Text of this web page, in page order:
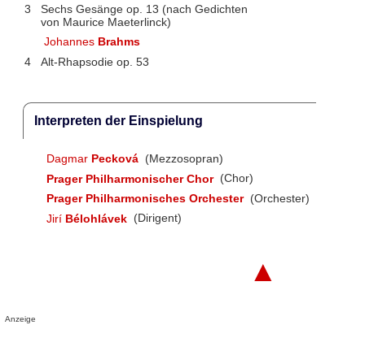
3
Sechs Gesänge op. 13 (nach Gedichten
von Maurice Maeterlinck)
Johannes Brahms
4
Alt-Rhapsodie op. 53
Interpreten der Einspielung
Dagmar Pecková (Mezzosopran)
Prager Philharmonischer Chor (Chor)
Prager Philharmonisches Orchester (Orchester)
Jirí Bélohlávek (Dirigent)
▲
Anzeige